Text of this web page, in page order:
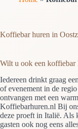
Koffiebar huren in
Wilt u ook een koffiebar
Iedereen drinkt graag
of evenement in de
ontvangen met een
Koffiebarhuren.nl Bij
deze proeft in Italië. Als
gasten ook nog eens